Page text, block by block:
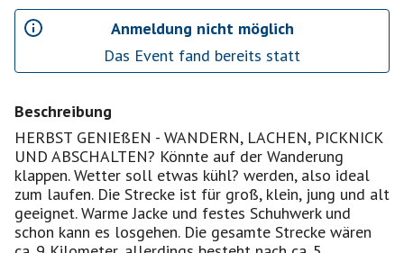
Anmeldung nicht möglich
Das Event fand bereits statt
Beschreibung
HERBST GENIEßEN - WANDERN, LACHEN, PICKNICK
UND ABSCHALTEN? Könnte auf der Wanderung
klappen. Wetter soll etwas kühl? werden, also ideal
zum laufen. Die Strecke ist für groß, klein, jung und alt
geeignet. Warme Jacke und festes Schuhwerk und
schon kann es losgehen. Die gesamte Strecke wären